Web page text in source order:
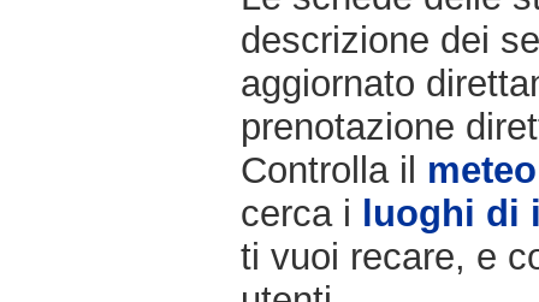
descrizione dei
aggiornato
prenotazione
Controlla il meteo
cerca i luoghi di
ti vuoi recare, e